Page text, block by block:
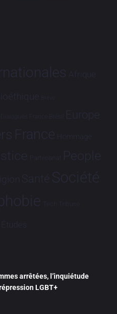
Afrique
Brève
Dialogues France-Brésil Europe
France Hommage
Partenariat People
Santé Société
Tech Tribune
Études
arrêtées, l’inquiétude
LGBT+